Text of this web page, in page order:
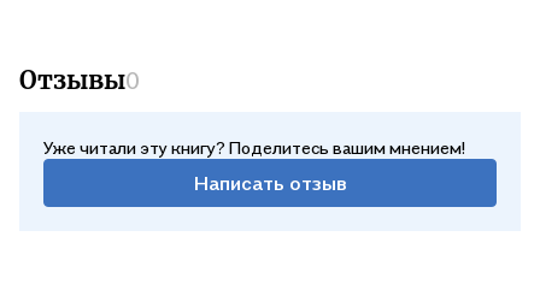
Отзывы0
Уже читали эту книгу? Поделитесь вашим мнением!
Написать отзыв